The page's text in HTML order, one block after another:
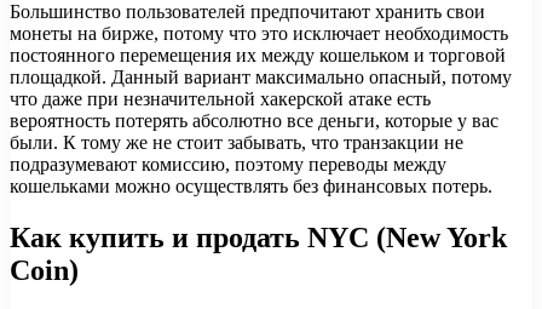
Большинство пользователей предпочитают хранить свои
монеты на бирже, потому что это исключает необходимость
постоянного перемещения их между кошельком и торговой
площадкой. Данный вариант максимально опасный, потому
что даже при незначительной хакерской атаке есть
вероятность потерять абсолютно все деньги, которые у вас
были. К тому же не стоит забывать, что транзакции не
подразумевают комиссию, поэтому переводы между
кошельками можно осуществлять без финансовых потерь.
Как купить и продать NYC (New York
Coin)